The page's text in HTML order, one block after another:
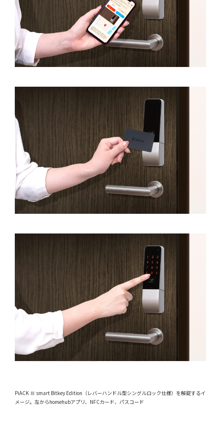
PiACK Ⅲ smart Bitkey Edition（レバーハンドル型シングルロック仕様）を解錠するイ
メージ。左からhomehubアプリ、NFCカード、パスコード